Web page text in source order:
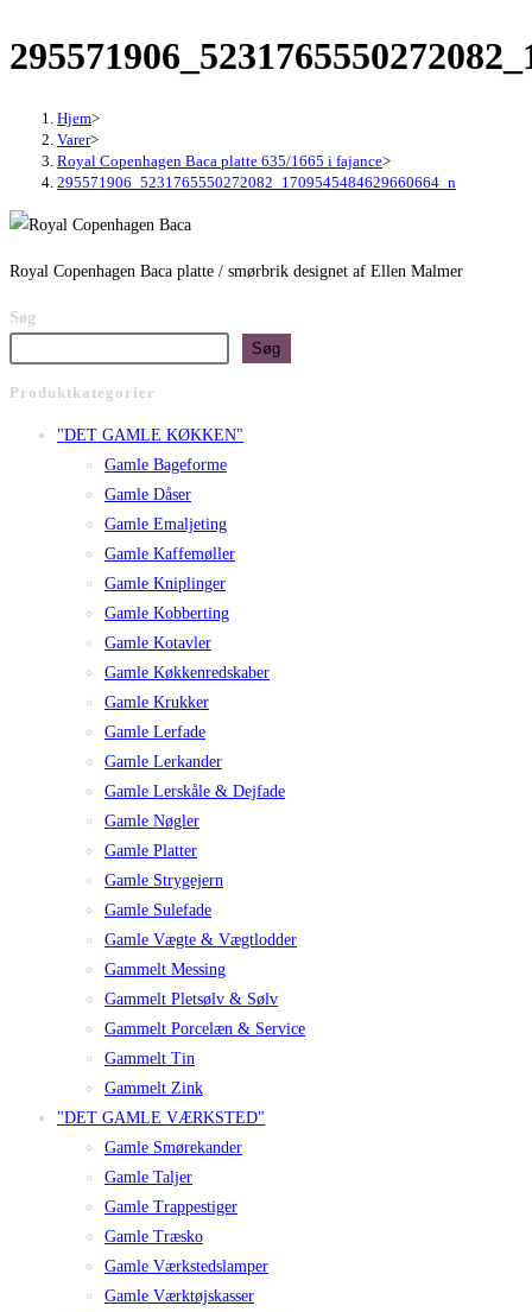
Hjem>
Varer>
Royal Copenhagen Baca platte 635/1665 i fajance>
295571906_5231765550272082_1709545484629660664_n
Royal Copenhagen Baca platte / smørbrik designet af Ellen Malmer
Søg
Søg
Produktkategorier
"DET GAMLE KØKKEN"
Gamle Bageforme
Gamle Dåser
Gamle Emaljeting
Gamle Kaffemøller
Gamle Kniplinger
Gamle Kobberting
Gamle Kotavler
Gamle Køkkenredskaber
Gamle Krukker
Gamle Lerfade
Gamle Lerkander
Gamle Lerskåle & Dejfade
Gamle Nøgler
Gamle Platter
Gamle Strygejern
Gamle Sulefade
Gamle Vægte & Vægtlodder
Gammelt Messing
Gammelt Pletsølv & Sølv
Gammelt Porcelæn & Service
Gammelt Tin
Gammelt Zink
"DET GAMLE VÆRKSTED"
Gamle Smørekander
Gamle Taljer
Gamle Trappestiger
Gamle Træsko
Gamle Værkstedslamper
Gamle Værktøjskasser